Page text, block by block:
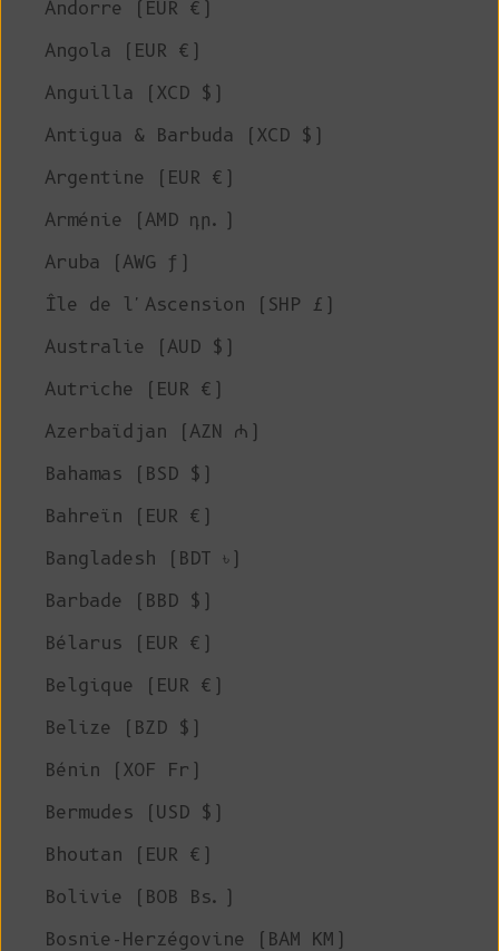
Andorre (EUR €)
Angola (EUR €)
Anguilla (XCD $)
Antigua & Barbuda (XCD $)
Argentine (EUR €)
Arménie (AMD դր.)
Aruba (AWG ƒ)
Île de l'Ascension (SHP £)
Australie (AUD $)
Autriche (EUR €)
Azerbaïdjan (AZN ₼)
Bahamas (BSD $)
Bahreïn (EUR €)
Bangladesh (BDT ৳)
Barbade (BBD $)
Bélarus (EUR €)
Belgique (EUR €)
Belize (BZD $)
Bénin (XOF Fr)
Bermudes (USD $)
Bhoutan (EUR €)
Bolivie (BOB Bs.)
Bosnie-Herzégovine (BAM КМ)